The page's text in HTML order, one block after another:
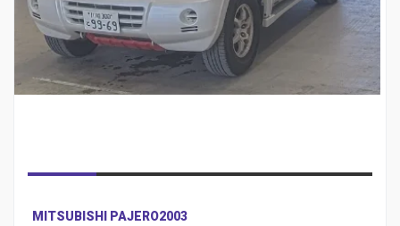
MITSUBISHI PAJERO2003